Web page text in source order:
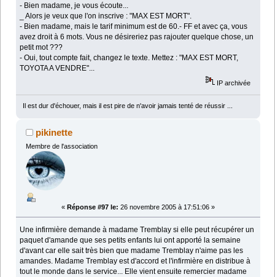
- Bien madame, je vous écoute...
_ Alors je veux que l'on inscrive : "MAX EST MORT".
- Bien madame, mais le tarif minimum est de 60.- FF et avec ça, vous
avez droit à 6 mots. Vous ne désireriez pas rajouter quelque chose, un
petit mot ???
- Oui, tout compte fait, changez le texte. Mettez : "MAX EST MORT,
TOYOTA A VENDRE"...
IP archivée
Il est dur d'échouer, mais il est pire de n'avoir jamais tenté de réussir ...
pikinette
Membre de l'association
« Réponse #97 le: 26 novembre 2005 à 17:51:06 »
Une infirmière demande à madame Tremblay si elle peut récupérer un
paquet d'amande que ses petits enfants lui ont apporté la semaine
d'avant car elle sait très bien que madame Tremblay n'aime pas les
amandes. Madame Tremblay est d'accord et l'infirmière en distribue à
tout le monde dans le service... Elle vient ensuite remercier madame